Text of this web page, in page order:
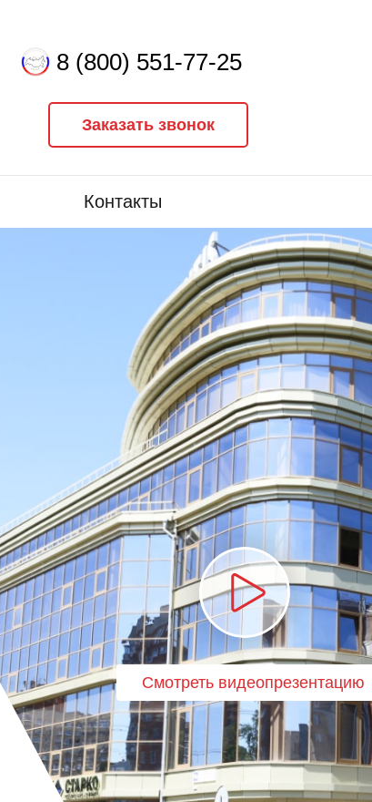
Заказать звонок
Контакты
8 (800) 551-77-25
Смотреть видеопрезентацию